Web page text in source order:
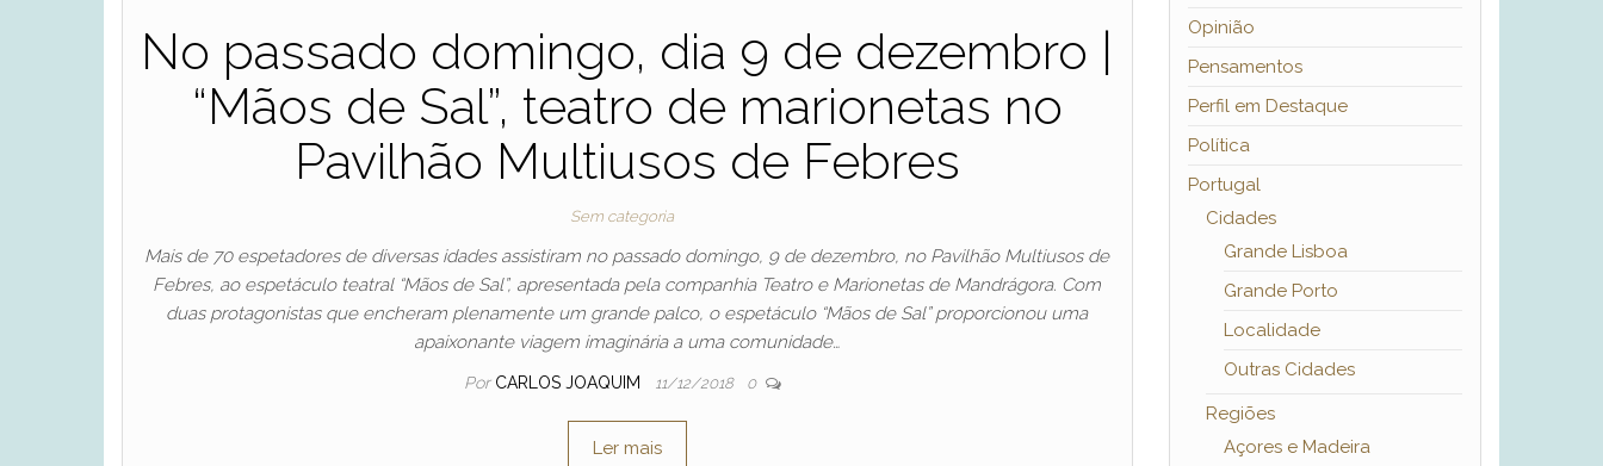
No passado domingo, dia 9 de dezembro |
“Mãos de Sal”, teatro de marionetas no
Pavilhão Multiusos de Febres
Sem categoria
Mais de 70 espetadores de diversas idades assistiram no passado domingo, 9 de dezembro, no Pavilhão Multiusos de
Febres, ao espetáculo teatral “Mãos de Sal”, apresentada pela companhia Teatro e Marionetas de Mandrágora. Com
duas protagonistas que encheram plenamente um grande palco, o espetáculo “Mãos de Sal” proporcionou uma
apaixonante viagem imaginária a uma comunidade…
Por CARLOS JOAQUIM 11/12/2018 0
Ler mais
Opinião
Pensamentos
Perfil em Destaque
Política
Portugal
Cidades
Grande Lisboa
Grande Porto
Localidade
Outras Cidades
Regiões
Açores e Madeira